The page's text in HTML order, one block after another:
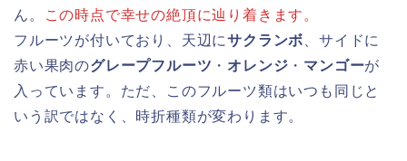
ん。
この時点で幸せの絶頂に辿り着きます。
フルーツが付いており、天辺にサクランボ 、サイドに
赤い果肉のグレープフルーツ ・ オレンジ ・ マンゴーが
入っています。ただ、このフルーツ類はいつも同じと
いう訳ではなく、時折種類が変わります。